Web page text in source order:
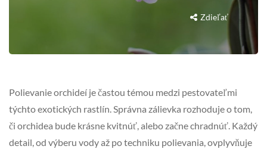
Zdieľať
Polievanie orchideí je častou témou medzi pestovateľmi
týchto exotických rastlín. Správna zálievka rozhoduje o tom,
či orchidea bude krásne kvitnúť, alebo začne chradnúť. Každý
detail, od výberu vody až po techniku polievania, ovplyvňuje